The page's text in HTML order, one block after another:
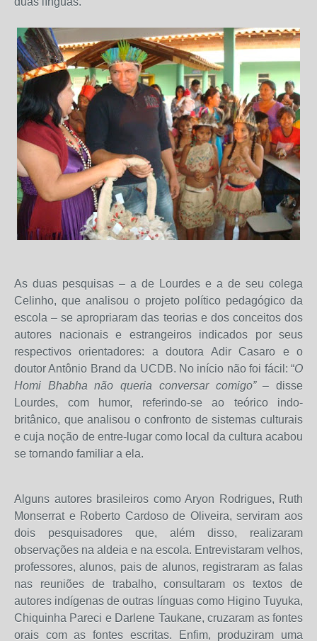
As duas pesquisas – a de Lourdes e a de seu colega
Celinho, que analisou o projeto político pedagógico da
escola – se apropriaram das teorias e dos conceitos dos
autores nacionais e estrangeiros indicados por seus
respectivos orientadores: a doutora Adir Casaro e o
doutor Antônio Brand da UCDB. No início não foi fácil: “O
Homi Bhabha não queria conversar comigo”– disse
Lourdes, com humor, referindo-se ao teórico indo-
britânico, que analisou o confronto de sistemas culturais
e cuja noção de entre-lugar como local da cultura acabou
se tornando familiar a ela.
Alguns autores brasileiros como Aryon Rodrigues, Ruth
Monserrat e Roberto Cardoso de Oliveira, serviram aos
dois pesquisadores que, além disso, realizaram
observações na aldeia e na escola. Entrevistaram velhos,
professores, alunos, pais de alunos, registraram as falas
nas reuniões de trabalho, consultaram os textos de
autores indígenas de outras línguas como Higino Tuyuka,
Chiquinha Pareci e Darlene Taukane, cruzaram as fontes
orais com as fontes escritas. Enfim, produziram uma